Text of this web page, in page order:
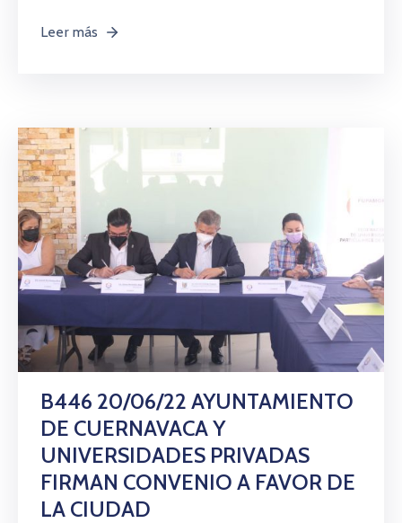
Leer más
B446 20/06/22 AYUNTAMIENTO
DE CUERNAVACA Y
UNIVERSIDADES PRIVADAS
FIRMAN CONVENIO A FAVOR DE
LA CIUDAD